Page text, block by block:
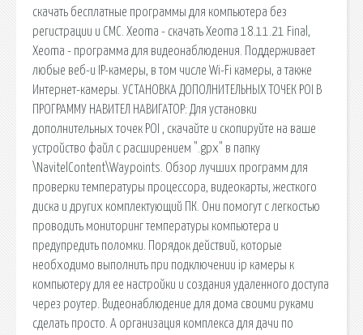
скачать бесплатные программы для компьютера без
регистрации и СМС. Xeoma - скачать Xeoma 18.11.21 Final,
Xeoma - программа для видеонаблюдения. Поддерживает
любые веб-и IP-камеры, в том числе Wi-Fi камеры, а также
Интернет-камеры. УСТАНОВКА ДОПОЛНИТЕЛЬНЫХ ТОЧЕК POI В
ПРОГРАММУ НАВИТЕЛ НАВИГАТОР: Для установки
дополнительных точек POI , скачайте и скопируйте на ваше
устройство файл с расширением ".gpx" в папку
\NavitelContent\Waypoints. Обзор лучших программ для
проверки температуры процессора, видеокарты, жесткого
диска и других комплектующий ПК. Они помогут с легкостью
проводить мониторинг температуры компьютера и
предупредить поломки. Порядок действий, которые
необходимо выполнить при подключении ip камеры к
компьютеру для ее настройки и создания удаленного доступа
через роутер. Видеонаблюдение для дома своими руками
сделать просто. А организация комплекса для дачи по